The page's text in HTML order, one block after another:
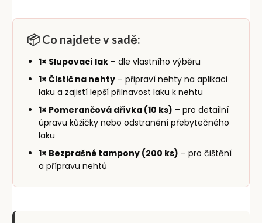
📦 Co najdete v sadě:
1× Slupovací lak – dle vlastního výběru
1× Čistič na nehty – připraví nehty na aplikaci
laku a zajistí lepší přilnavost laku k nehtu
1× Pomerančová dřívka (10 ks) – pro detailní
úpravu kůžičky nebo odstranění přebytečného
laku
1× Bezprašné tampony (200 ks) – pro čištění
a přípravu nehtů